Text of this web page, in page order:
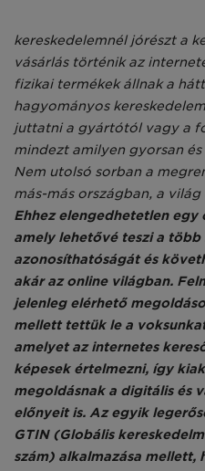
kereskedelemnél jórészt a
vásárlás történik az
fizikai termékek állnak a
hagyományos
juttatni a gyártótól vagy a
mindezt amilyen gyorsan
Nem utolsó sorban a
más-más országban, a
Ehhez elengedhetetlen egy
amely lehetővé teszi a
azonosíthatóságát és
akár az online világban.
jelenleg elérhető
mellett tettük le a
amelyet az internetes
képesek értelmezni, így
megoldásnak a digitális és
előnyeit is. Az egyik
GTIN (Globális
szám) alkalmazása mellett,